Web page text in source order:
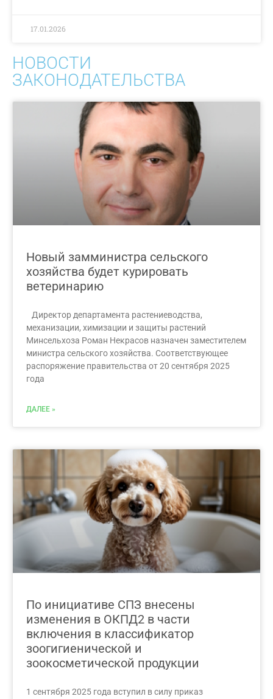
17.01.2026
НОВОСТИ
ЗАКОНОДАТЕЛЬСТВА
Новый замминистра сельского
хозяйства будет курировать
ветеринарию
Директор департамента растениеводства,
механизации, химизации и защиты растений
Минсельхоза Роман Некрасов назначен заместителем
министра сельского хозяйства. Соответствующее
распоряжение правительства от 20 сентября 2025
года
ДАЛЕЕ »
По инициативе СПЗ внесены
изменения в ОКПД2 в части
включения в классификатор
зоогигиенической и
зоокосметической продукции
1 сентября 2025 года вступил в силу приказ